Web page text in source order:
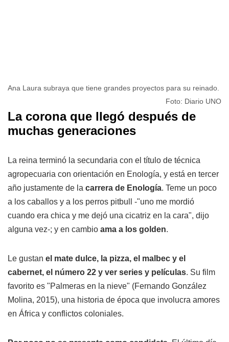
Ana Laura subraya que tiene grandes proyectos para su reinado.
Foto: Diario UNO
La corona que llegó después de
muchas generaciones
La reina terminó la secundaria con el título de técnica
agropecuaria con orientación en Enología, y está en tercer
año justamente de la carrera de Enología. Teme un poco
a los caballos y a los perros pitbull -"uno me mordió
cuando era chica y me dejó una cicatriz en la cara", dijo
alguna vez-; y en cambio ama a los golden.
Le gustan el mate dulce, la pizza, el malbec y el
cabernet, el número 22 y ver series y películas. Su film
favorito es "Palmeras en la nieve" (Fernando González
Molina, 2015), una historia de época que involucra amores
en África y conflictos coloniales.